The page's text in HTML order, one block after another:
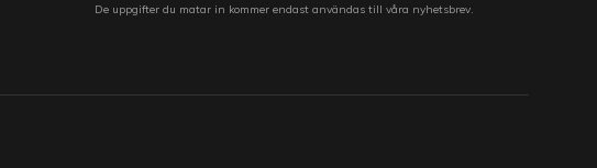
De uppgifter du matar in kommer endast användas till våra nyhetsbrev.